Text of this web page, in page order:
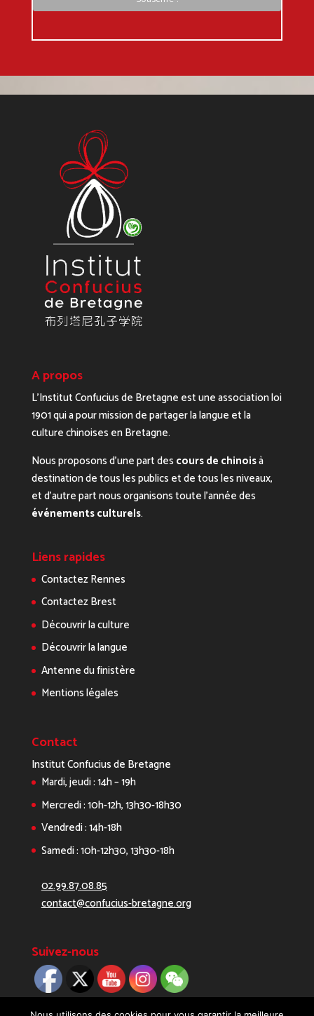
A propos
L’Institut Confucius de Bretagne est une association loi
1901 qui a pour mission de partager la langue et la
culture chinoises en Bretagne.
Nous proposons d’une part des cours de chinoisà
destination de tous les publics et de tous les niveaux,
et d’autre part nous organisons toute l’année des
événements culturels.
Liens rapides
Contactez Rennes
Contactez Brest
Découvrir la culture
Découvrir la langue
Antenne du finistère
Mentions légales
Contact
Institut Confucius de Bretagne
Mardi, jeudi : 14h – 19h
Mercredi : 10h-12h, 13h30-18h30
Vendredi : 14h-18h
Samedi : 10h-12h30, 13h30-18h
02.99.87.08.85
contact@confucius-bretagne.org
Suivez-nous